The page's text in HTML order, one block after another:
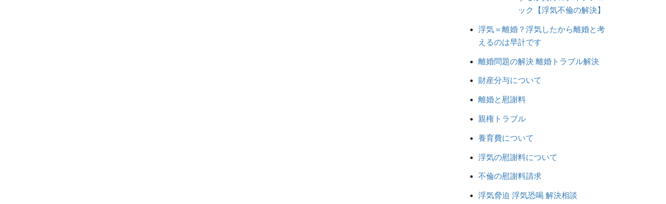
ック【浮気不倫の解決】
浮気＝離婚？浮気したから離婚と考
えるのは早計です
離婚問題の解決 離婚トラブル解決
財産分与について
離婚と慰謝料
親権トラブル
養育費について
浮気の慰謝料について
不倫の慰謝料請求
浮気脅迫 浮気恐喝 解決相談